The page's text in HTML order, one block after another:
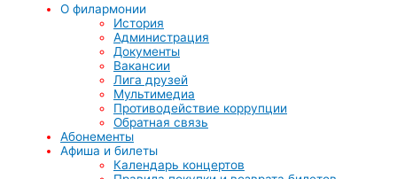
О филармонии
История
Администрация
Документы
Вакансии
Лига друзей
Мультимедиа
Противодействие коррупции
Обратная связь
Абонементы
Афиша и билеты
Календарь концертов